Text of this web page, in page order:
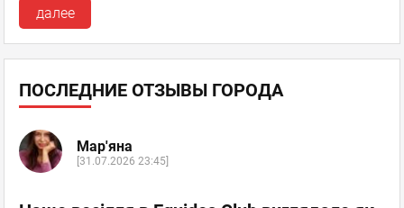
далее
ПОСЛЕДНИЕ ОТЗЫВЫ ГОРОДА
Мар'яна
[31.07.2026 23:45]